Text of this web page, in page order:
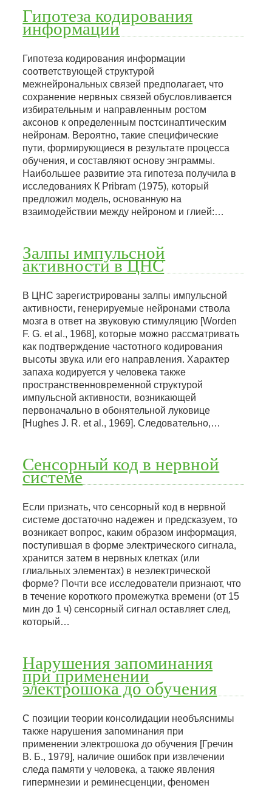
Гипотеза кодирования
информации
Гипотеза кодирования информации
соответствующей структурой
межнейрональных связей предполагает, что
сохранение нервных связей обусловливается
избирательным и направленным ростом
аксонов к определенным постсинаптическим
нейронам. Вероятно, такие специфические
пути, формирующиеся в результате процесса
обучения, и составляют основу энграммы.
Наибольшее развитие эта гипотеза получила в
исследованиях К Pribram (1975), который
предложил модель, основанную на
взаимодействии между нейроном и глией:…
Залпы импульсной
активности в ЦНС
В ЦНС зарегистрированы залпы импульсной
активности, генерируемые нейронами ствола
мозга в ответ на звуковую стимуляцию [Worden
F. G. et al., 1968], которые можно рассматривать
как подтверждение частотного кодирования
высоты звука или его направления. Характер
запаха кодируется у человека также
пространственновременной структурой
импульсной активности, возникающей
первоначально в обонятельной луковице
[Hughes J. R. et al., 1969]. Следовательно,…
Сенсорный код в нервной
системе
Если признать, что сенсорный код в нервной
системе достаточно надежен и предсказуем, то
возникает вопрос, каким образом информация,
поступившая в форме электрического сигнала,
хранится затем в нервных клетках (или
глиальных элементах) в неэлектрической
форме? Почти все исследователи признают, что
в течение короткого промежутка времени (от 15
мин до 1 ч) сенсорный сигнал оставляет след,
который…
Нарушения запоминания
при применении
электрошока до обучения
С позиции теории консолидации необъяснимы
также нарушения запоминания при
применении электрошока до обучения [Гречин
В. Б., 1979], наличие ошибок при извлечении
следа памяти у человека, а также явления
гипермнезии и реминесценции, феномен